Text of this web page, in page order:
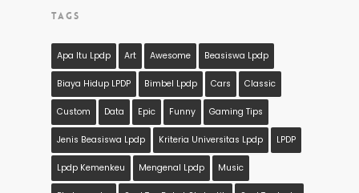
TAGS
Apa Itu Lpdp Art Awesome Beasiswa Lpdp
Biaya Hidup LPDP Bimbel Lpdp Cars Classic
Custom Data Epic Funny Gaming Tips
Jenis Beasiswa Lpdp Kriteria Universitas Lpdp LPDP
Lpdp Kemenkeu Mengenal Lpdp Music